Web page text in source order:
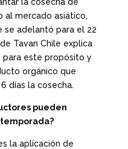
al mercado asiático,
se adelantó para el 22
Tavan Chile explica
para este propósito y
orgánico que
días la cosecha.
pueden
la aplicación de